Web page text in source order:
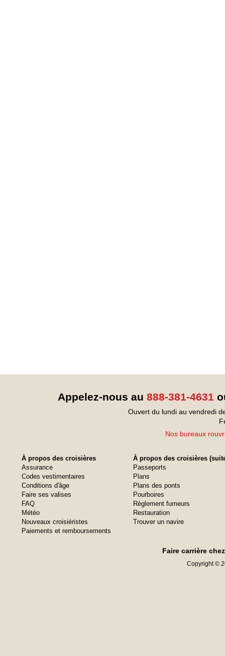
Appelez-nous au 888-381-4631
Ouvert du lundi au vendredi
Nos bureaux
À propos des croisières
Assurance
Codes vestimentaires
Conditions d'âge
Faire ses valises
FAQ
Météo
Nouveaux croisiéristes
Paiements et remboursements
À propos des croisières
Passeports
Plans
Plans des ponts
Pourboires
Règlement fumeurs
Restauration
Trouver un navire
Faire carrière
Copyright ©